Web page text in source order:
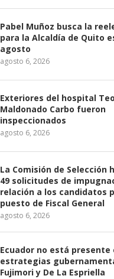
Pabel Muñoz busca la
para la Alcaldía de Quito
agosto
agosto 6, 2026
Exteriores del hospital
Maldonado Carbo fueron
inspeccionados
agosto 6, 2026
La Comisión de Selección
49 solicitudes de
relación a los candidatos
puesto de Fiscal General
agosto 6, 2026
Ecuador no está presente
estrategias
Fujimori y De La Espriella